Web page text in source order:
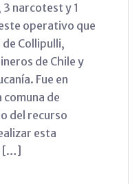
narcotest y 1
operativo que
Collipulli,
de Chile y
Fue en
comuna de
del recurso
esta
[…]